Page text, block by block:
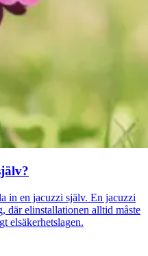
in en jacuzzi själv. En jacuzzi
där elinstallationen alltid måste
elsäkerhetslagen.